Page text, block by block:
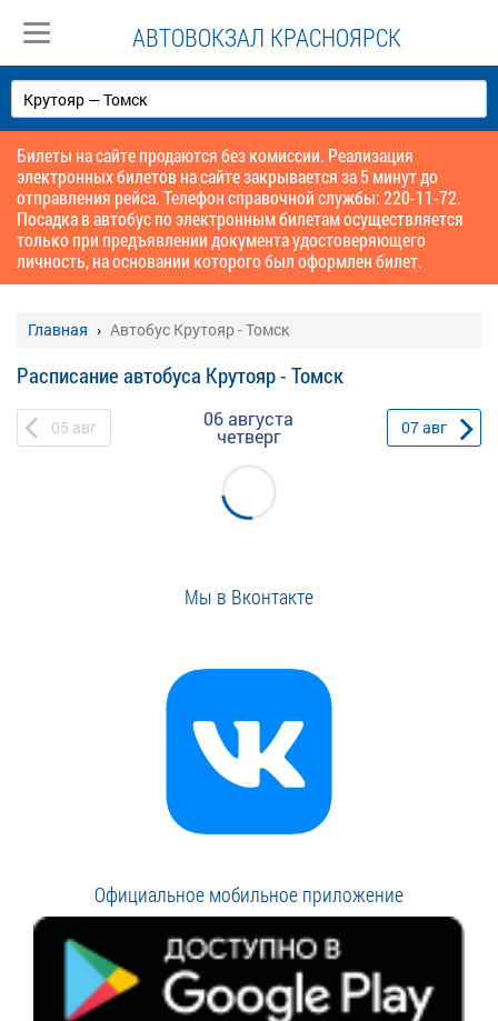
АВТОВОКЗАЛ КРАСНОЯРСК
Билеты на сайте продаются без комиссии. Реализация
электронных билетов на сайте закрывается за 5 минут до
отправления рейса. Телефон справочной службы: 220-11-72.
Посадка в автобус по электронным билетам осуществляется
только при предъявлении документа удостоверяющего
личность, на основании которого был оформлен билет.
Главная Автобус Крутояр - Томск
Расписание автобуса Крутояр - Томск
05 авг 06 августа
четверг 07авг
Мы в Вконтакте
Официальное мобильное приложение